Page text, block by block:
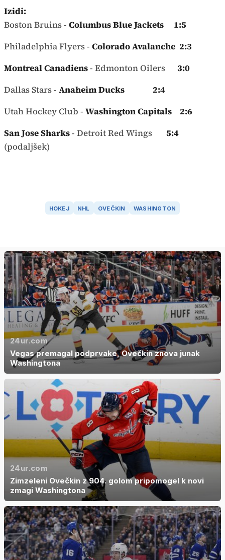
Izidi:
Boston Bruins - Columbus Blue Jackets 1:5
Philadelphia Flyers - Colorado Avalanche 2:3
Montreal Canadiens- Edmonton Oilers
3:0
Dallas Stars - Anaheim Ducks 2:4
Utah Hockey Club - Washington Capitals 2:6
San Jose Sharks- Detroit Red Wings
5:4
(podaljšek)
HOKEJ NHL OVEČKIN WASHINGTON
24ur.com
Vegas premagal podprvake, Ovečkin znova junak
Washingtona
24ur.com
Zimzeleni Ovečkin z 904. golom pripomogel k novi
zmagi Washingtona